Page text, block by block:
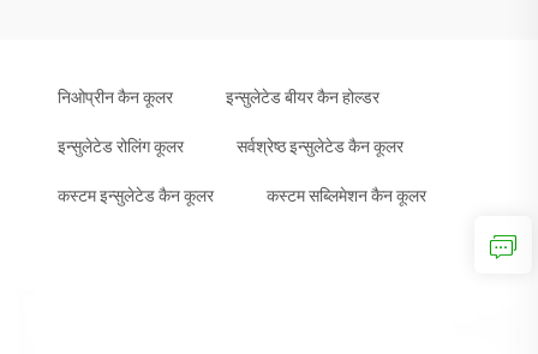
निओप्रीन कैन कूलर इन्सुलेटेड बीयर कैन होल्डर
इन्सुलेटेड रोलिंग कूलर सर्वश्रेष्ठ इन्सुलेटेड कैन कूलर
कस्टम इन्सुलेटेड कैन कूलर कस्टम सब्लिमेशन कैन कूलर